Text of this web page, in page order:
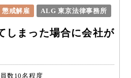
懲戒解雇 ALG 東京法律事務所
しまった場合に会社が
数10名程度